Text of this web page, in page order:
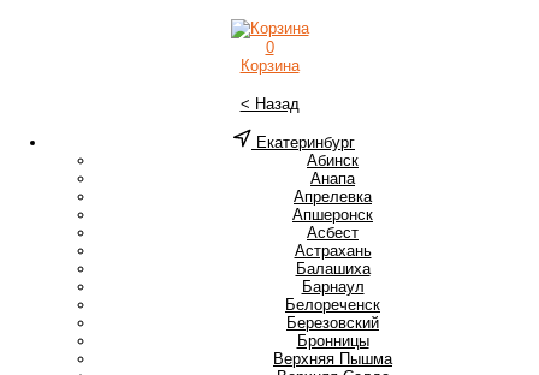
0
Корзина
< Назад
Екатеринбург
Абинск
Анапа
Апрелевка
Апшеронск
Асбест
Астрахань
Балашиха
Барнаул
Белореченск
Березовский
Бронницы
Верхняя Пышма